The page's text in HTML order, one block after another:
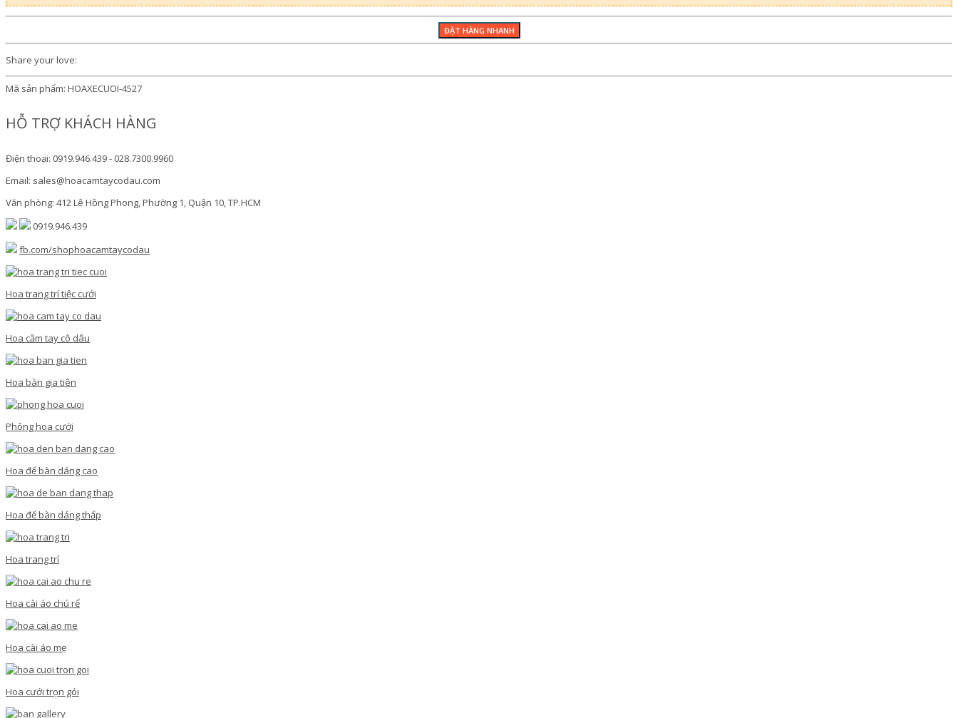
Share your love:
Mã sản phẩm: HOAXECUOI-4527
HỖ TRỢ KHÁCH HÀNG
Điện thoại: 0919.946.439 - 028.7300.9960
Email: sales@hoacamtaycodau.com
Văn phòng: 412 Lê Hồng Phong, Phường 1, Quận 10, TP.HCM
0919.946.439
fb.com/shophoacamtaycodau
Hoa trang trí tiệc cưới
Hoa cầm tay cô dâu
Hoa bàn gia tiên
Phông hoa cưới
Hoa để bàn dáng cao
Hoa để bàn dáng thấp
Hoa trang trí
Hoa cài áo chú rể
Hoa cài áo mẹ
Hoa cưới trọn gói